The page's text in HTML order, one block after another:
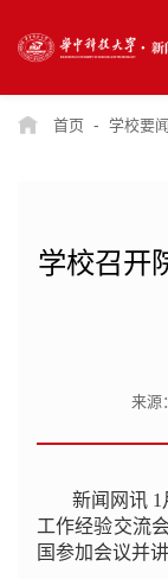
首页 - 学校要闻
学校召开
来源
新闻网讯 1
工作经验交流
国参加会议并讲